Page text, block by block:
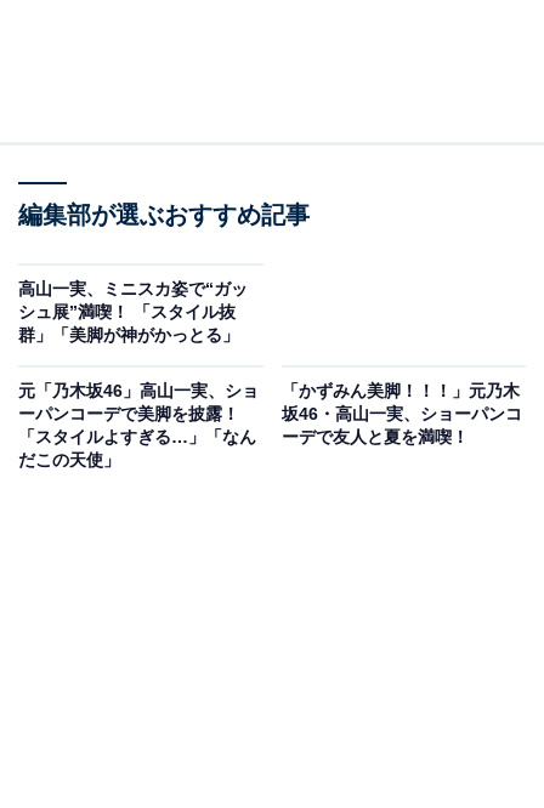
編集部が選ぶおすすめ記事
高山一実、ミニスカ姿で“ガッ
シュ展”満喫！ 「スタイル抜
群」「美脚が神がかっとる」
元「乃木坂46」高山一実、ショ
ーパンコーデで美脚を披露！
「スタイルよすぎる…」「なん
だこの天使」
「かずみん美脚！！！」元乃木
坂46・高山一実、ショーパンコ
ーデで友人と夏を満喫！